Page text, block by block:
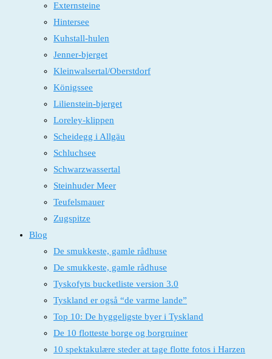
Externsteine
Hintersee
Kuhstall-hulen
Jenner-bjerget
Kleinwalsertal/Oberstdorf
Königssee
Lilienstein-bjerget
Loreley-klippen
Scheidegg i Allgäu
Schluchsee
Schwarzwassertal
Steinhuder Meer
Teufelsmauer
Zugspitze
Blog
De smukkeste, gamle rådhuse
De smukkeste, gamle rådhuse
Tyskofyts bucketliste version 3.0
Tyskland er også “de varme lande”
Top 10: De hyggeligste byer i Tyskland
De 10 flotteste borge og borgruiner
10 spektakulære steder at tage flotte fotos i Harzen